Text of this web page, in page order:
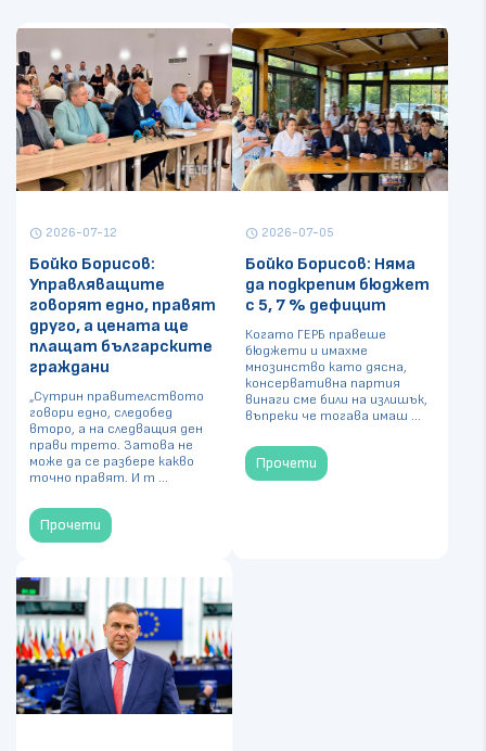
schedule 2026-07-12
Бойко Борисов:
Управляващите
говорят едно, правят
друго, а цената ще
плащат българските
граждани
„Сутрин правителството
говори едно, следобед
второ, а на следващия ден
прави трето. Затова не
може да се разбере какво
точно правят. И т ...
Прочети
schedule 2026-07-05
Бойко Борисов: Няма
да подкрепим бюджет
с 5, 7 % дефицит
Когато ГЕРБ правеше
бюджети и имахме
мнозинство като дясна,
консервативна партия
винаги сме били на излишък,
въпреки че тогава имаш ...
Прочети